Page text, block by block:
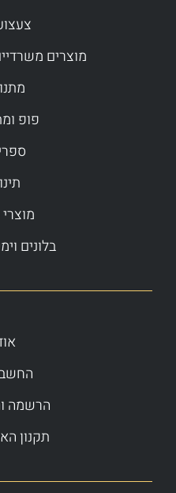
b
o
o
k
f
מוצרים
פופ
בלונים
הרשמה
תקנון